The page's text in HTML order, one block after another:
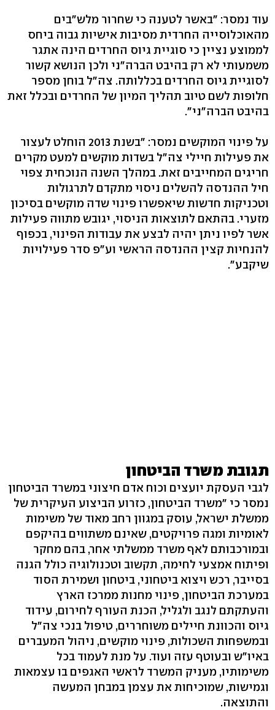
עוד נמסר: "באשר לטענה כי שחרור מלש"בים
מהאוכלוסייה החרדית מסיבות אישיות גבוה ביחס
לממוצע נציין כי סוגיית גיוס החרדים הינה אתגר
משמעותי לא רק בהיבט הברה"ני ולכן הנושא קשור
לסוגיית גיוס החרדים בכללותה. צה"ל בוחן מספר
חלופות לשם טיוב תהליך המיון של החרדים ובכלל זאת
בהיבט הברה"ני".
על פינוי המוקשים נמסר: "בשנת 2013 הוחלט לעצור
את פעילות חיילי צה"ל בשדות מוקשים למעט מקרים
חריגים המחייבים זאת. במהלך השנה הנוכחית צפוי
חיל ההנדסה להשלים ניסוי מתקדם לתרגולות
וטכניקות חדשות שיאפשרו פינוי שדה מוקשים בסיכון
מזערי. בהתאם לתוצאות הניסוי, יגובש מתווה פעילות
אשר לפיו ניתן יהיה לבצע את עבודות הפינוי, בכפוף
להנחיות קצין ההנדסה הראשי וע"פ סדר פעילויות
שיקבע".
תגובת משרד הביטחון
לגבי העסקת יועצים וכוח אדם חיצוני במשרד הביטחון
נמסר כי "משרד הביטחון, כזרוע הביצוע העיקרית של
ממשלת ישראל, עוסק במגוון רחב מאוד של משימות
לאומיות ומגה פרויקטים, שאינם משתווים בהיקפם
ובמורכבותם לאף משרד ממשלתי אחר, בהם מחקר
ופיתוח אמצעי לחימה, תקשוב וטכנולוגיה כולל הגנה
בסייבר, רכש ויצוא ביטחוני, ביטחון ושמירת הסוד
במערכת הביטחון, פינוי מחנות ממרכז הארץ
והעתקתם לנגב ולגליל, הכנת העורף לחירום, עידוד
גיוס והכוונת חיילים משוחררים, טיפול בנכי צה"ל
ובמשפחות השכולות, פינוי מוקשים, ניהול המעברים
באיו"ש ובעוטף עזה ועוד. על מנת לעמוד בכל
משימותיו, מעניק המשרד לראשי האגפים בו עצמאות
וגמישות, שמוכיחות את עצמן במבחן המעשה
והתוצאה.